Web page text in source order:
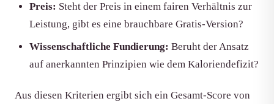
Preis: Steht der Preis in einem fairen Verhältnis zur
Leistung, gibt es eine brauchbare Gratis-Version?
Wissenschaftliche Fundierung: Beruht der Ansatz
auf anerkannten Prinzipien wie dem Kaloriendefizit?
Aus diesen Kriterien ergibt sich ein Gesamt-Score von